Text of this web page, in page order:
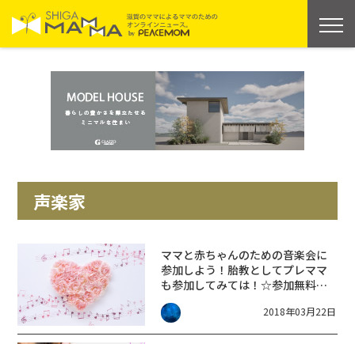
声楽家
ママと赤ちゃんのための音楽会に
参加しよう！胎教としてプレママ
も参加してみては！☆参加無料、
事前予約がオススメ
2018年03月22日